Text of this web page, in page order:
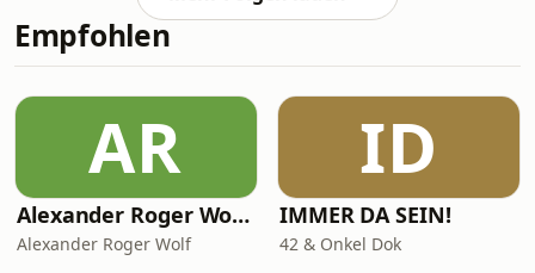
Freunde, sondern wurde von vielen
Klerikern regelrecht gehasst? Um
Folge von „Vatikangeflüster“. Aber
keine Sorge, es geht keineswegs
düster, sondern vor alle
Empfohlen
AR
Alexander Roger Wolf - 🎙 Get the Job – Der Podcast für starke Präsenz vor der Kamera & auf Social Media
Alexander Roger Wolf
ID
IMMER DA SEIN!
42 & Onkel Dok